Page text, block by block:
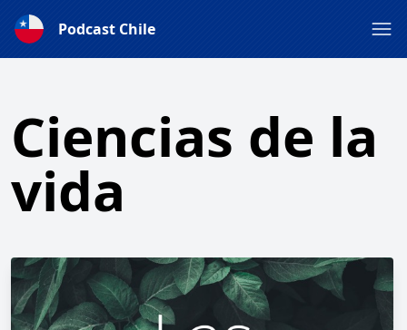
Podcast Chile
Ciencias de la
vida